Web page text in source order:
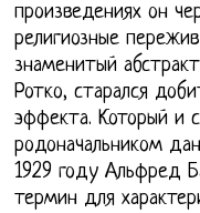
произведениях он
религиозные
знаменитый
Ротко, старался
эффекта. Который и
родоначальником
1929 году Альфред
термин для